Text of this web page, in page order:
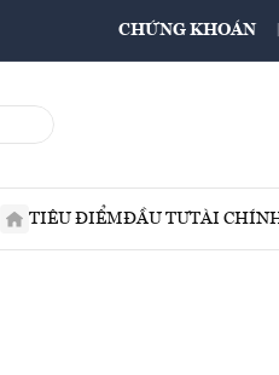
CHỨNG KHOÁN
TIÊU ĐIỂMĐẦU TƯTÀI